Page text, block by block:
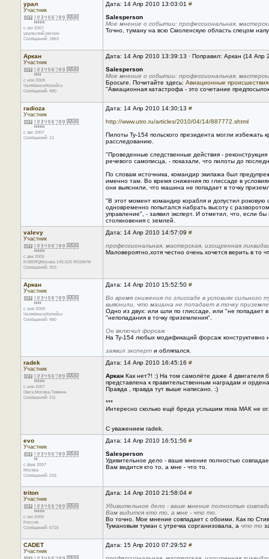
урал
Участник
с окт 2007
уральский регион
Сообщений: 1863
Дата: 14 Апр 2010 13:03:01 #
Salesperson
Мое мнение о событии: профессиональная,
Точно, туману на всю Смоленскую область спецом
Аркан
Участник
с ноя 2009
Челябинск/Копейск
Сообщений: 480
Дата: 14 Апр 2010 13:39:13 · Поправил: Аркан (14 Апр
Salesperson
Мое мнение о событии: профессиональная,
Бросьте. Почитайте здесь: Авиационные
"Авиационная катастрофа - это сочетание
radioza
Участник
с авг 2007
Сообщений: 12
Дата: 14 Апр 2010 14:30:13 #
http://www.utro.ru/articles/2010/04/14/887772.shtml
Пилоты Ту-154 польского президента могли избежать
расследованию.
"Проведенные следственные действия -
речевого самописца, - показали, что пилоты до
По словам источника, командир экипажа был
именно там. Во время снижения по глиссаде в
они выяснили, что машина не попадает в точку
"В этот момент командир корабля и допустил
одновременно попытался набрать высоту с
управление", - заявил эксперт. И отметил, что, если
столкновения с землей.
valevy
Участник
с дек 2005
KO85RQМосква 145.625 RN3AVW
Сообщений: 323
Дата: 14 Апр 2010 14:57:09 #
профессиональная, мастерская, изощренная
Маловероятно,хотя честно очень хочется верить в то
Аркан
Участник
с ноя 2009
Челябинск/Копейск
Сообщений: 480
Дата: 14 Апр 2010 15:52:50 #
Во время снижения по глиссаде в условиях
выяснили, что машина не попадает в точку
Одно из двух: или шли по глиссаде, или "не попадает
"непопадания в точку приземления".
Он включил форсаж
На Ту-154 любых модификаций форсаж конструктивно
заявил эксперт и обляпался.
radek
Участник
с ноя 2007
Омск,Москва,Тюмень
Сообщений: 211
Дата: 14 Апр 2010 16:45:16 #
Аркан Как нет?! :) На том самолёте даже 4 двигателя
представлена к правительственным наградам и
Правда , правда тут выше написано. :)
***
Интересно сколько ещё бреда услышим пока МАК не
С уважением radek.
evo
Участник
с фев 2007
Москва
Сообщений: 233
Дата: 14 Апр 2010 16:51:56 #
Salesperson
Удивительное дело - ваше мнение полностью
Вам видится кто то, а мне - что то.
triton
Участник
с окт 2009
Россия
Сообщений: 6716
Дата: 14 Апр 2010 21:58:04 #
Удивительное дело - ваше мнение полностью
Вам видится кто то, а мне - что то.
Во точно. Мое мнение совпадает с обоими. Как по
Тумановым туман с утречка сорганизовала, а что то
CADET
Участник
Дата: 15 Апр 2010 07:29:52 #